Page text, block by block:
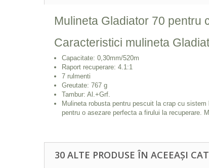
Mulineta Gladiator 70 pentru
Caracteristici mulineta
Capacitate: 0,30mm/520m
Raport recuperare: 4.1:1
7 rulmenti
Greutate: 767 g
Tambur: Al.+Grf.
Mulineta robusta pentru pescuit la crap cu
pentru o asezare perfecta a firului la recuperare.
30 ALTE PRODUSE ÎN ACEEAȘI